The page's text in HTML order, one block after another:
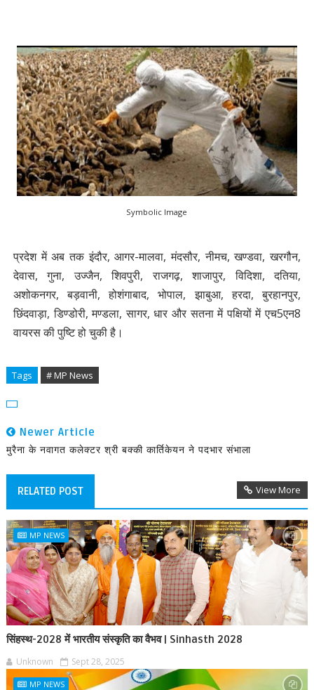
Symbolic Image
प्रदेश में अब तक इंदौर, आगर-मालवा, मंदसौर, नीमच, खण्डवा, खरगौन,
देवास, गुना, उज्जैन, शिवपुरी, राजगढ़, शाजापुर, विदिशा, दतिया,
अशोकनगर, बड़वानी, होशंगाबाद, भोपाल, झाबुआ, हरदा, बुरहानपुर,
छिंदवाड़ा, डिण्डोरी, मण्डला, सागर, धार और सतना में पक्षियों में एच5एन8
वायरस की पुष्टि हो चुकी है।
Tags # MP News
Newer Article
मुरैना के नवागत कलेक्टर श्री बक्की कार्तिकेयन ने पदभार संभाला
RELATED POST View More
MP NEWS
सिंहस्थ-2028 में भारतीय संस्कृति का वैभव | Sinhasth 2028
Unknown Sept 28, 2025
MP NEWS